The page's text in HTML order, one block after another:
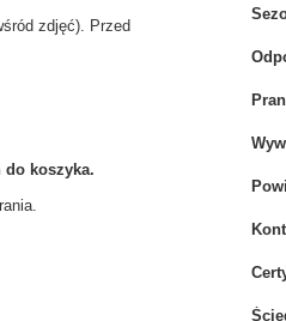
zdjęć). Przed
koszyka.